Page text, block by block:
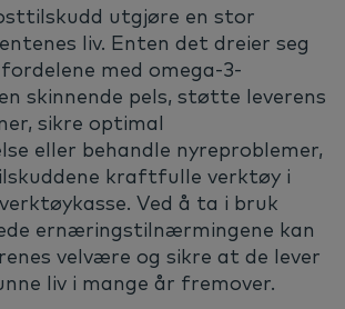
utgjøre en stor
liv. Enten det dreier seg
med omega-3-
skinnende pels, støtte leverens
sikre optimal
eller behandle nyreproblemer,
kraftfulle verktøy i
Ved å ta i bruk
ernæringstilnærmingene kan
velvære og sikre at de lever
liv i mange år fremover.